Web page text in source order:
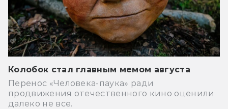
Колобок стал главным мемом августа
Перенос «Человека-паука» ради
продвижения отечественного кино оценили
далеко не все.